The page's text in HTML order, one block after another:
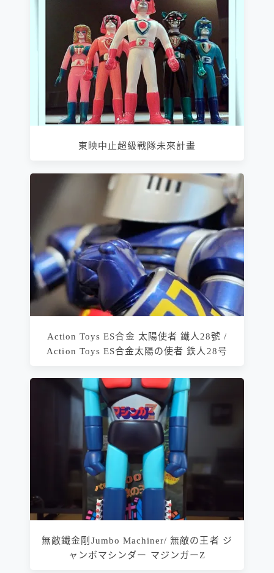
東映中止超級戰隊未來計畫
Action Toys ES合金 太陽使者 鐵人28號 /
Action Toys ES合金太陽の使者 鉄人28号
無敵鐵金剛Jumbo Machiner/ 無敵の王者 ジ
ャンボマシンダー マジンガーZ